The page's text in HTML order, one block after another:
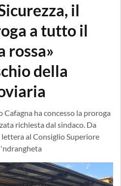
il
a tutto il
rossa»
della
ha concesso la proroga
richiesta dal sindaco. Da
al Consiglio Superiore